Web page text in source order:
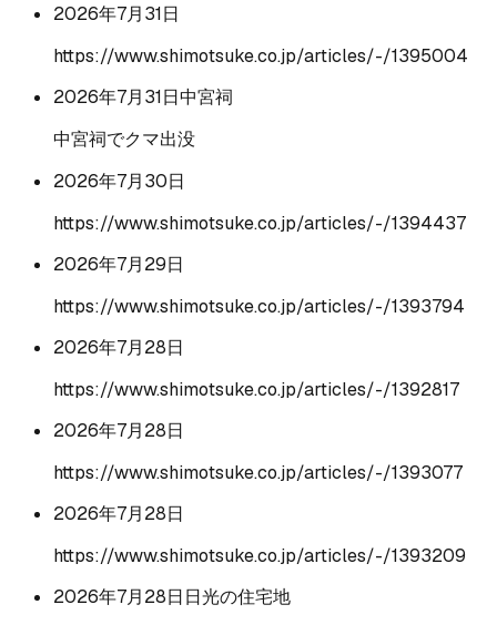
2026年7月31日
https://www.shimotsuke.co.jp/articles/-/1395004
2026年7月31日中宮祠
中宮祠でクマ出没
2026年7月30日
https://www.shimotsuke.co.jp/articles/-/1394437
2026年7月29日
https://www.shimotsuke.co.jp/articles/-/1393794
2026年7月28日
https://www.shimotsuke.co.jp/articles/-/1392817
2026年7月28日
https://www.shimotsuke.co.jp/articles/-/1393077
2026年7月28日
https://www.shimotsuke.co.jp/articles/-/1393209
2026年7月28日日光の住宅地